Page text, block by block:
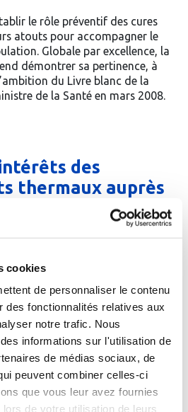
cookies
de personnaliser le contenu
des fonctionnalités relatives aux
notre trafic. Nous
informations sur l'utilisation de
de médias sociaux, de
peuvent combiner celles-ci
que vous leur avez fournies
de votre utilisation de leurs
le rôle préventif des cures
atouts pour accompagner le
Globale par excellence, la
démontrer sa pertinence, à
du Livre blanc de la
de la Santé en mars 2008.
des
thermaux auprès
instances de l’Etat
la fin du XIXe siècle,
médicaux, elle a également
une place de plus en plus
d’une surconsommation de
des raisons économiques que
thérapeutique, d’autres
plus holistiques sont
son efficacité, la médecine
sa place à l’interaction
la relation entre le médecin et